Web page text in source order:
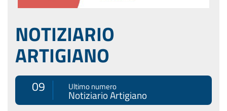
NOTIZIARIO
ARTIGIANO
09 Ultimo numero
Notiziario Artigiano